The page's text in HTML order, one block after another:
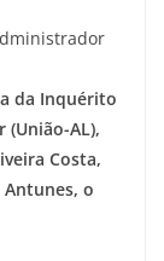
da Inquérito
(União-AL),
Costa,
o